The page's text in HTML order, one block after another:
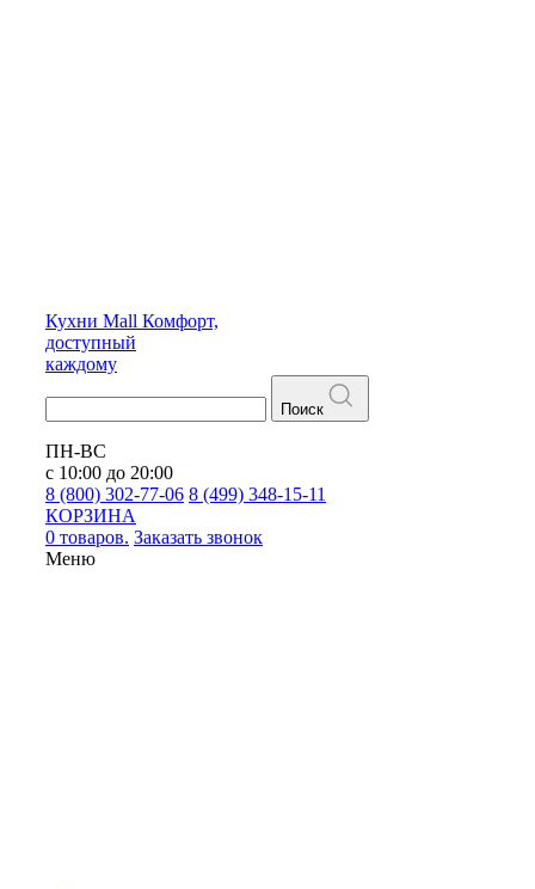
Кухни Mall Комфорт,
доступный
каждому
Поиск
ПН-ВС
с 10:00 до 20:00
8 (800) 302-77-06 8 (499) 348-15-11
КОРЗИНА
0 товаров. Заказать звонок
Меню